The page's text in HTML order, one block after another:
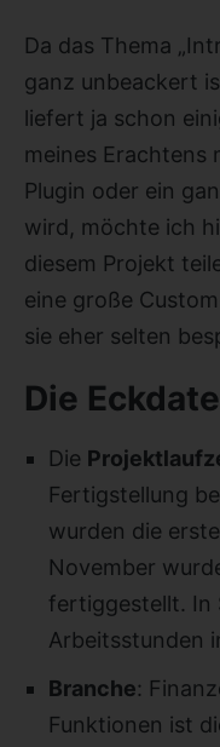
Da das Thema
ganz unbeackert
liefert ja schon
meines Erachtens
Plugin oder ein
wird, möchte ich
diesem Projekt
eine große
sie eher selten
Die
Die
Fertigstellung
wurden die
November
fertiggestellt. In
Arbeitsstunden
Branche:
Funktionen ist